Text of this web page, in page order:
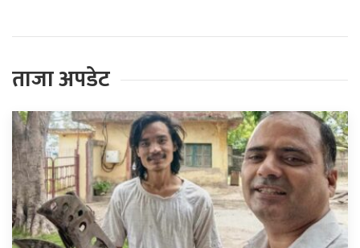
ताजा अपडेट